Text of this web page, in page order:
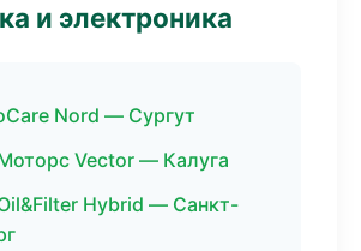
и электроника
Nord — Сургут
Моторс Vector — Калуга
Oil&Filter Hybrid — Санкт-